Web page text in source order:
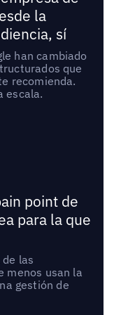
la
sí
han cambiado
que
recomienda.
escala.
point de
para la que
las
menos usan la
gestión de